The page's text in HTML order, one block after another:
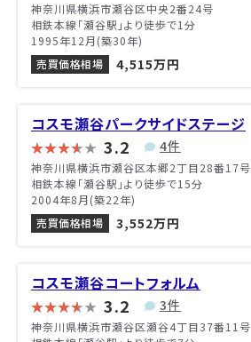
神奈川県横浜市瀬谷区中央2番24号
相鉄本線「瀬谷駅」より徒歩で1分
1995年12月(築30年)
売買価格相場
4,515万円
コスモ瀬谷パークサイドステージ
3.2 4件
神奈川県横浜市瀬谷区本郷2丁目28番17号
相鉄本線「瀬谷駅」より徒歩で15分
2004年8月(築22年)
売買価格相場
3,552万円
コスモ瀬谷コートフォルム
3.2 3件
神奈川県横浜市瀬谷区瀬谷4丁目37番11号